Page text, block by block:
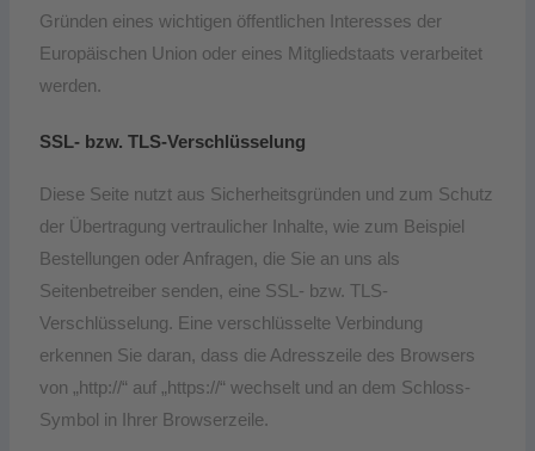
Gründen eines wichtigen öffentlichen Interesses der
Europäischen Union oder eines Mitgliedstaats verarbeitet
werden.
SSL- bzw. TLS-Verschlüsselung
Diese Seite nutzt aus Sicherheitsgründen und zum Schutz
der Übertragung vertraulicher Inhalte, wie zum Beispiel
Bestellungen oder Anfragen, die Sie an uns als
Seitenbetreiber senden, eine SSL- bzw. TLS-
Verschlüsselung. Eine verschlüsselte Verbindung
erkennen Sie daran, dass die Adresszeile des Browsers
von „http://“ auf „https://“ wechselt und an dem Schloss-
Symbol in Ihrer Browserzeile.